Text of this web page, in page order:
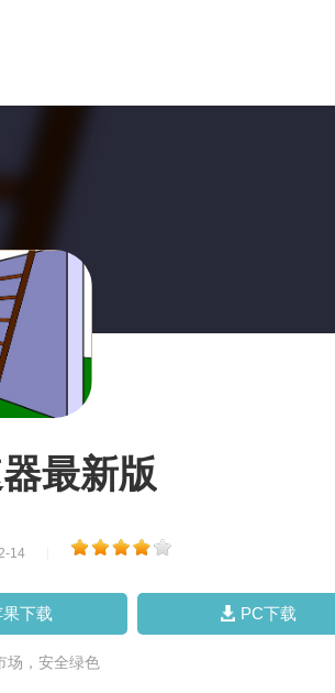
最新版
14
下载 PC下载
场，安全绿色